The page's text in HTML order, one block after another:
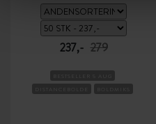
237,- 279